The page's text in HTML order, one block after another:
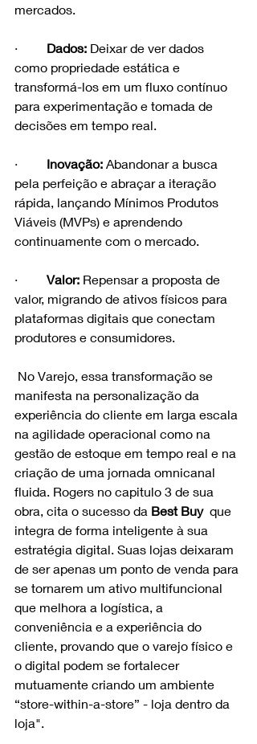
mercados.
· Dados: Deixar de ver dados
como propriedade estática e
transformá-los em um fluxo contínuo
para experimentação e tomada de
decisões em tempo real.
· Inovação: Abandonar a busca
pela perfeição e abraçar a iteração
rápida, lançando Mínimos Produtos
Viáveis (MVPs) e aprendendo
continuamente com o mercado.
· Valor: Repensar a proposta de
valor, migrando de ativos físicos para
plataformas digitais que conectam
produtores e consumidores.
No Varejo, essa transformação se
manifesta na personalização da
experiência do cliente em larga escala
na agilidade operacional como na
gestão de estoque em tempo real e na
criação de uma jornada omnicanal
fluida. Rogers no capitulo 3 de sua
obra, cita o sucesso da Best Buy que
integra de forma inteligente à sua
estratégia digital. Suas lojas deixaram
de ser apenas um ponto de venda para
se tornarem um ativo multifuncional
que melhora a logística, a
conveniência e a experiência do
cliente, provando que o varejo físico e
o digital podem se fortalecer
mutuamente criando um ambiente
“store-within-a-store” - loja dentro da
loja".